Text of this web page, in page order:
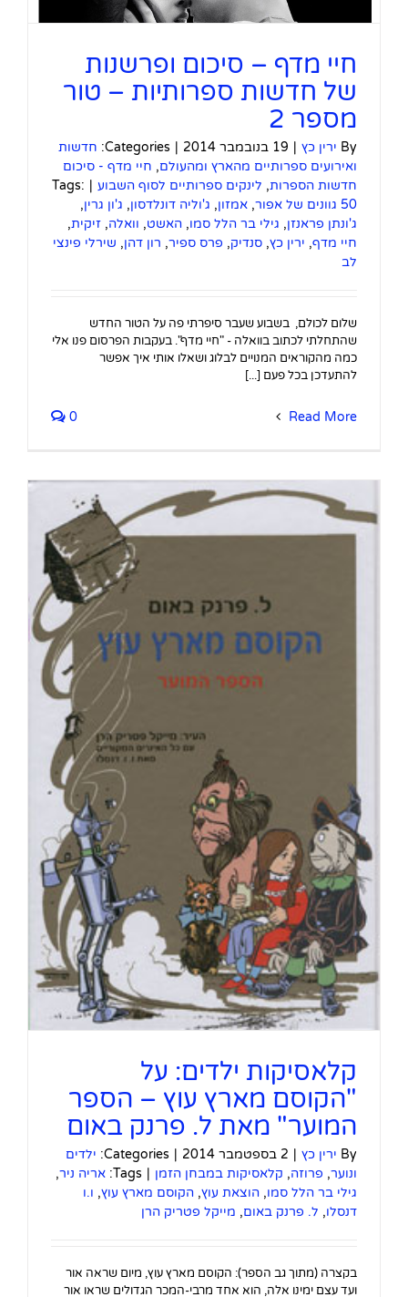
חיי מדף – סיכום ופרשנות
של חדשות ספרותיות – טור
מספר 2
By ירין כץ | 19 בנובמבר 2014 |
Categories: חדשות
ואירועים ספרותיים מהארץ ומהעולם, חיי מדף - סיכום
חדשות הספרות, לינקים ספרותיים לסוף השבוע |
Tags:
50 גוונים של אפור
, אמזון, ג'וליה דונלדסון, ג'ון גרין,
ג'ונתן פראנזן, גילי בר הלל סמו, האשט, וואלה, זיקית,
חיי מדף, ירין כץ, סנדיק, פרס ספיר, רון דהן, שירלי פינצי
לב
שלום לכולם, בשבוע שעבר סיפרתי פה על הטור החדש
שהתחלתי לכתוב בוואלה - "חיי מדף". בעקבות הפרסום פנו אלי
כמה מהקוראים המנויים לבלוג ושאלו אותי איך אפשר
להתעדכן בכל פעם [...]
Read More
0
קלאסיקות ילדים: על
"הקוסם מארץ עוץ – הספר
המוער" מאת ל. פרנק באום
By ירין כץ | 2 בספטמבר 2014 |
Categories: ילדים
ונוער, פרוזה, קלאסיקות במבחן הזמן |
Tags: אריה ניר,
גילי בר הלל סמו, הוצאת עוץ, הקוסם מארץ עוץ, ו.ו
דנסלו, ל. פרנק באום, מייקל פטריק הרן
בקצרה (מתוך גב הספר): הקוסם מארץ עוץ, מיום שראה אור
ועד עצם ימינו אלה, הוא אחד מרבי-המכר הגדולים שראו אור